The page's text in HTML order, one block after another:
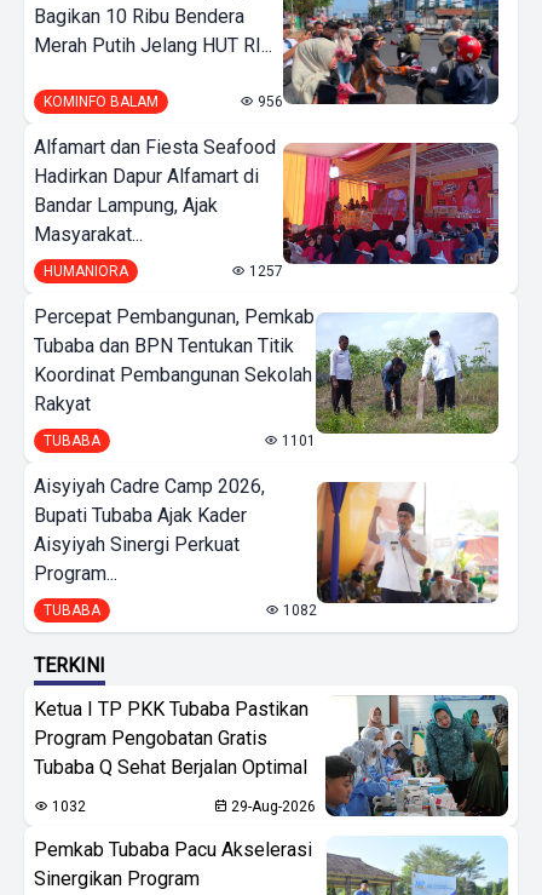
Bagikan 10 Ribu Bendera
Merah Putih Jelang HUT RI...
KOMINFO BALAM 956
Alfamart dan Fiesta Seafood
Hadirkan Dapur Alfamart di
Bandar Lampung, Ajak
Masyarakat...
HUMANIORA 1257
Percepat Pembangunan, Pemkab
Tubaba dan BPN Tentukan Titik
Koordinat Pembangunan Sekolah
Rakyat
TUBABA 1101
Aisyiyah Cadre Camp 2026,
Bupati Tubaba Ajak Kader
Aisyiyah Sinergi Perkuat
Program...
TUBABA 1082
TERKINI
Ketua I TP PKK Tubaba Pastikan
Program Pengobatan Gratis
Tubaba Q Sehat Berjalan Optimal
1032 29-Aug-2026
Pemkab Tubaba Pacu Akselerasi
Sinergikan Program